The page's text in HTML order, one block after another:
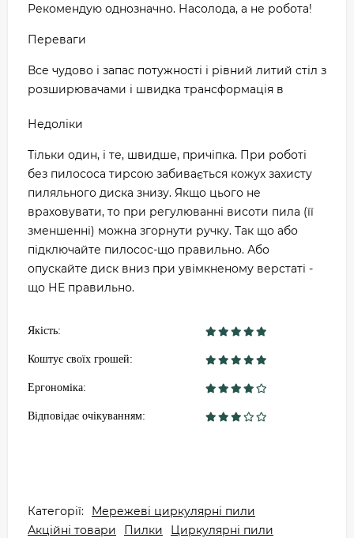
Рекомендую однозначно. Насолода, а не робота!
Переваги
Все чудово і запас потужності і рівний литий стіл з
розширювачами і швидка трансформація в
Недоліки
Тільки один, і те, швидше, причіпка. При роботі
без пилососа тирсою забивається кожух захисту
пиляльного диска знизу. Якщо цього не
враховувати, то при регулюванні висоти пила (її
зменшенні) можна згорнути ручку. Так що або
підключайте пилосос-що правильно. Або
опускайте диск вниз при увімкненому верстаті -
що НЕ правильно.
Якість:
Коштує своїх грошей:
Ергономіка:
Відповідає очікуванням:
Категорії:
Мережеві циркулярні пили
Акційні товари
Пилки Циркулярні пили